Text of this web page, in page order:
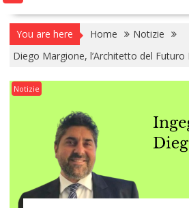
You are here Home
Notizie
Diego Margione, l’Architetto del Futuro
Notizie